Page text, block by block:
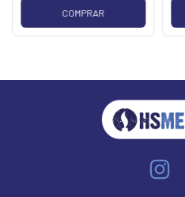
COMPRAR